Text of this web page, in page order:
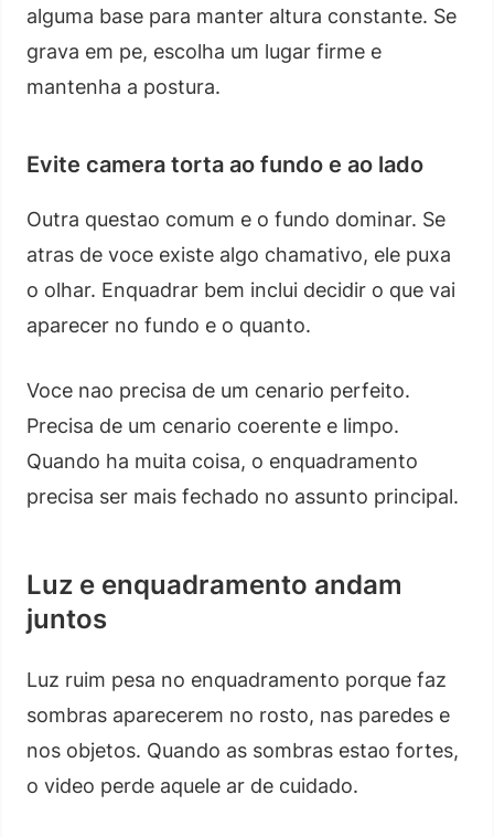
alguma base para manter altura constante. Se
grava em pe, escolha um lugar firme e
mantenha a postura.
Evite camera torta ao fundo e ao lado
Outra questao comum e o fundo dominar. Se
atras de voce existe algo chamativo, ele puxa
o olhar. Enquadrar bem inclui decidir o que vai
aparecer no fundo e o quanto.
Voce nao precisa de um cenario perfeito.
Precisa de um cenario coerente e limpo.
Quando ha muita coisa, o enquadramento
precisa ser mais fechado no assunto principal.
Luz e enquadramento andam
juntos
Luz ruim pesa no enquadramento porque faz
sombras aparecerem no rosto, nas paredes e
nos objetos. Quando as sombras estao fortes,
o video perde aquele ar de cuidado.